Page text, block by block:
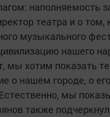
наполняемость
театра и о
музыкального
нашего
мы хотим показать
о нашем городе, о
мы
также